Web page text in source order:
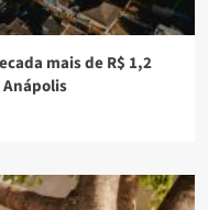
mais de R$ 1,2